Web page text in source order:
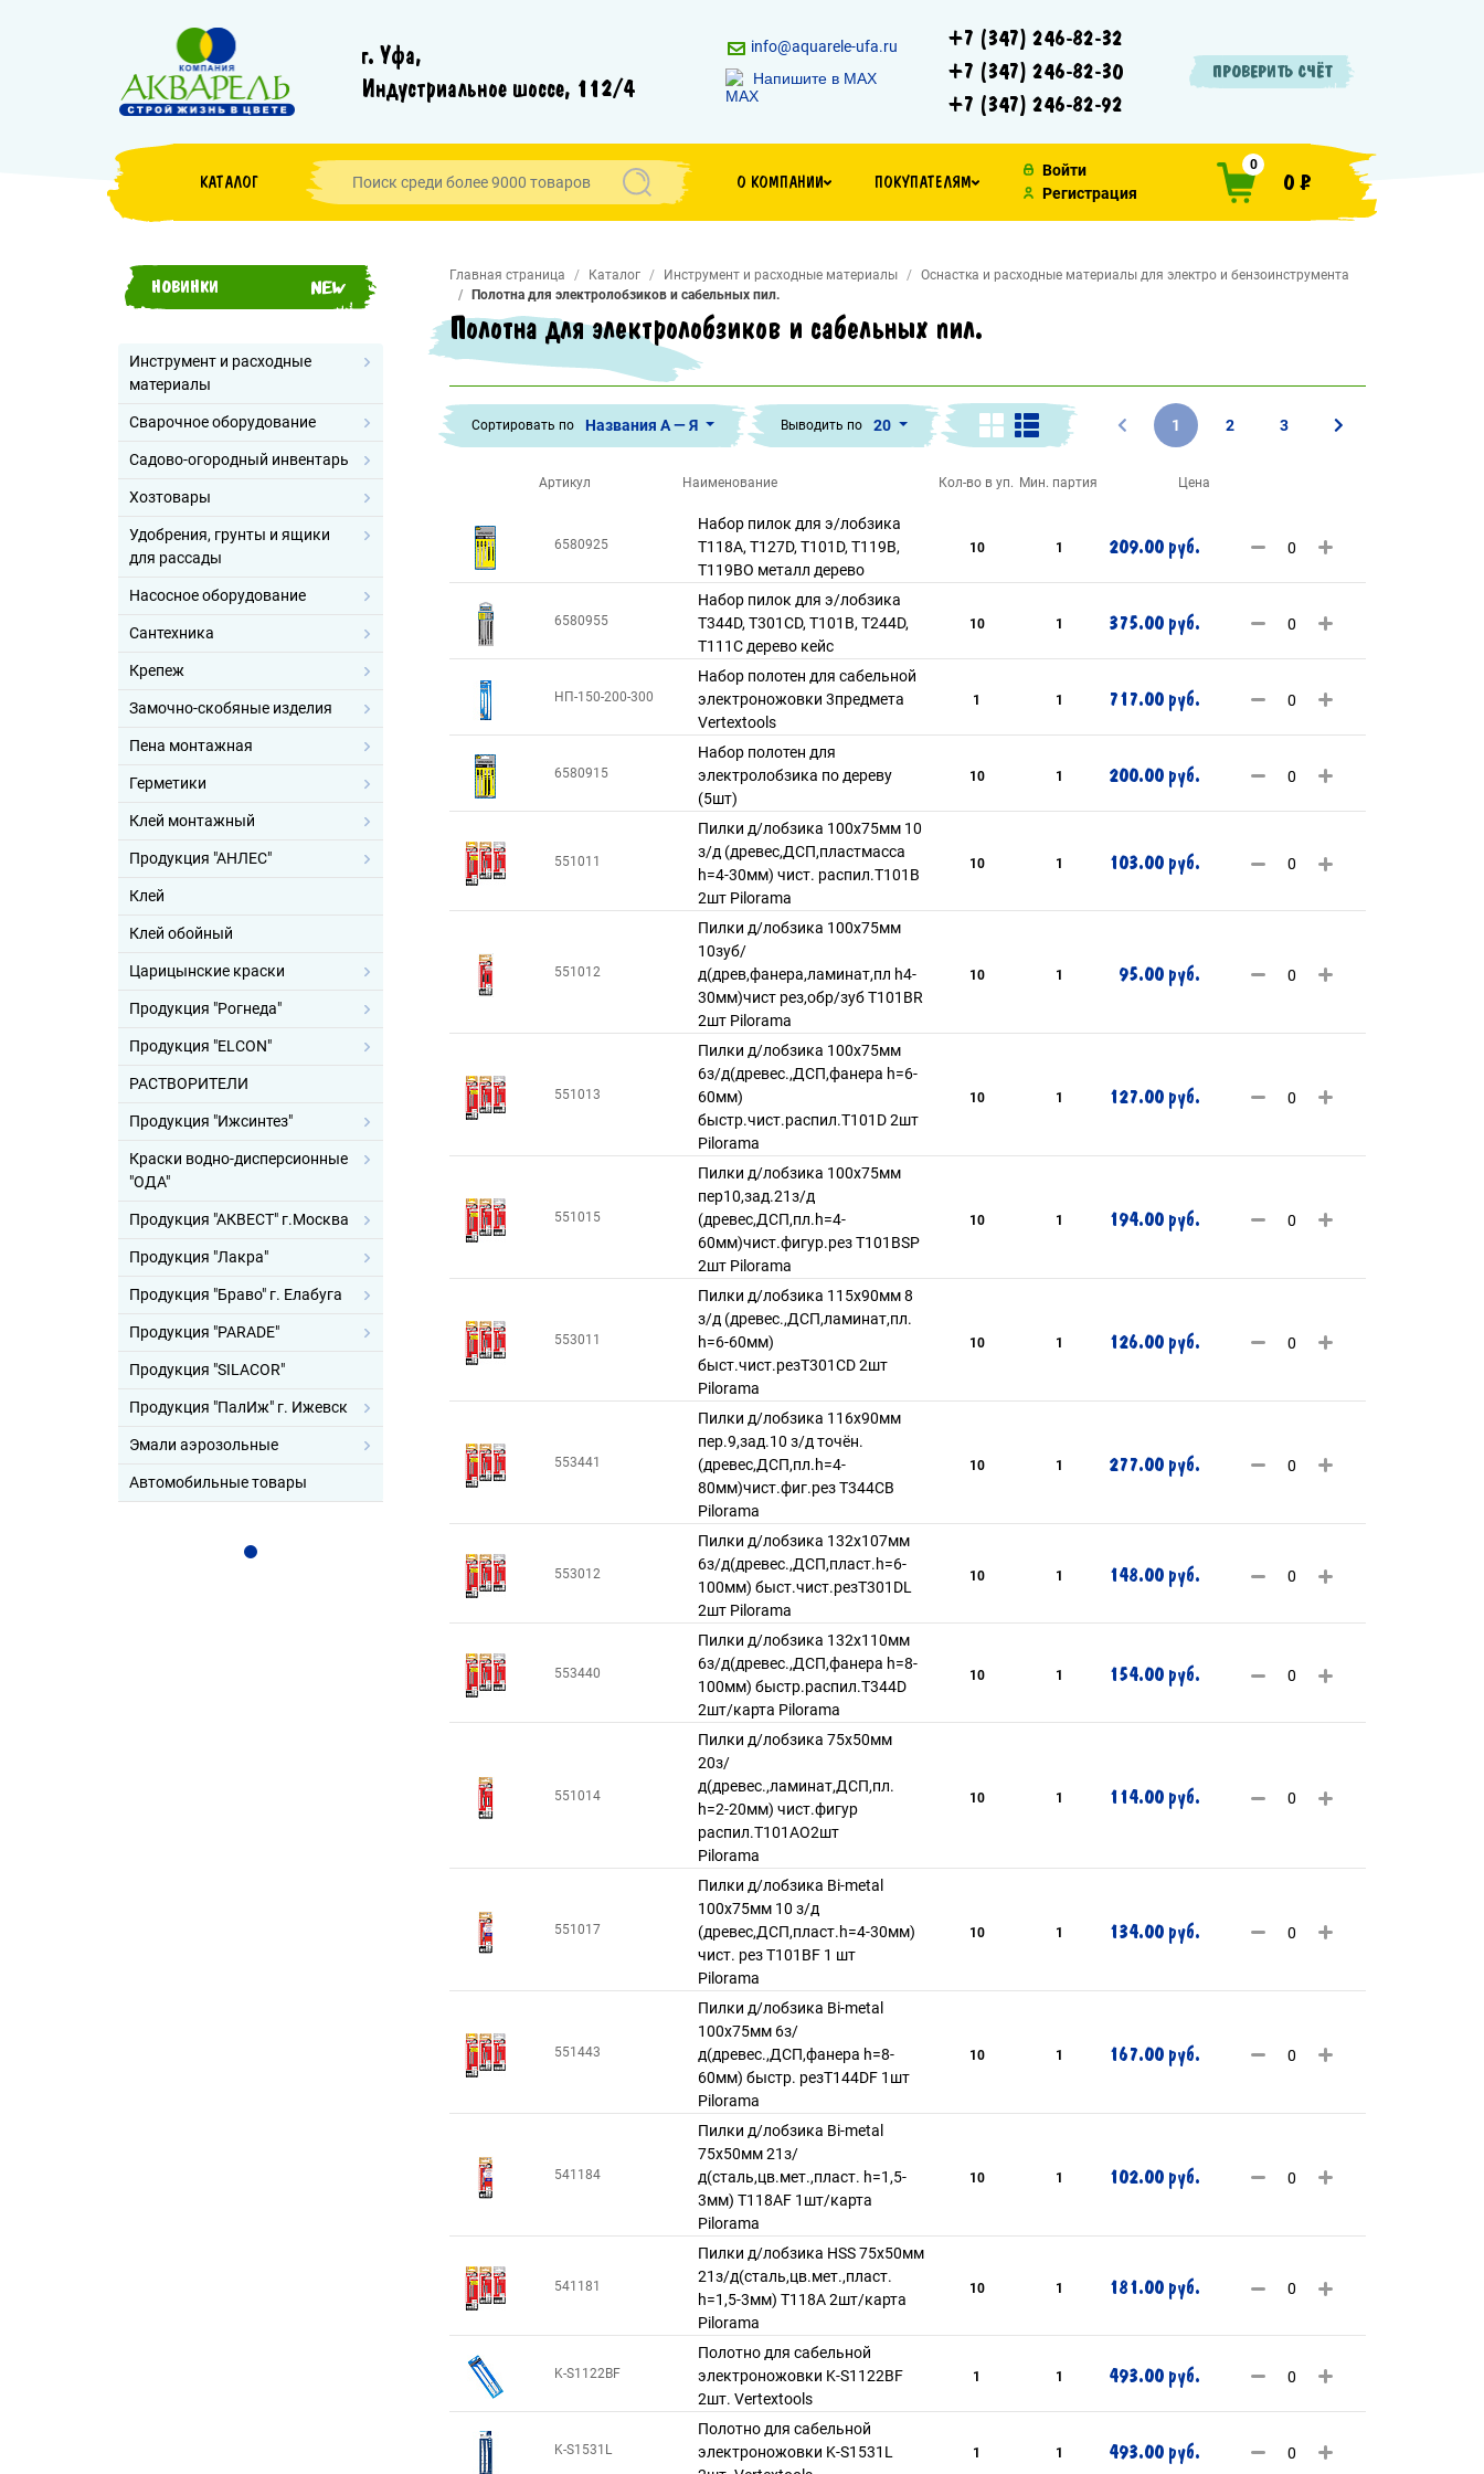
г. Уфа,
Индустриальное шоссе, 112/4
info@aquarele-ufa.ru
Напишите в MAX
+7 (347) 246-82-32
+7 (347) 246-82-30
+7 (347) 246-82-92
ПРОВЕРИТЬ СЧЁТ
КАТАЛОГ О КОМПАНИИ ПОКУПАТЕЛЯМ
Войти
Регистрация
0
0 ₽
НОВИНКИ
Инструмент и расходные
материалы
Сварочное оборудование
Садово-огородный инвентарь
Хозтовары
Удобрения, грунты и ящики
для рассады
Насосное оборудование
Сантехника
Крепеж
Замочно-скобяные изделия
Пена монтажная
Герметики
Клей монтажный
Продукция "АНЛЕС"
Клей
Клей обойный
Царицынские краски
Продукция "Рогнеда"
Продукция "ELCON"
РАСТВОРИТЕЛИ
Продукция "Ижсинтез"
Краски водно-дисперсионные
"ОДА"
Продукция "АКВЕСТ" г.Москва
Продукция "Лакра"
Продукция "Браво" г. Елабуга
Продукция "PARADE"
Продукция "SILACOR"
Продукция "ПалИж" г. Ижевск
Эмали аэрозольные
Автомобильные товары
Главная страница Каталог Инструмент и расходные материалы
Оснастка и расходные материалы для электро и бензоинструмента
Полотна для электролобзиков и сабельных пил.
Полотна для электролобзиков и сабельных пил.
Cортировать по Названия А — Я Выводить по 20 1 2 3
Артикул Наименование Кол-во в уп. Мин. партия Цена
6580925
Набор пилок для э/лобзика
T118A, T127D, T101D, T119B,
T119BO металл дерево
10 1 209.00 руб.
6580955
Набор пилок для э/лобзика
T344D, T301CD, T101B, T244D,
T111C дерево кейс
10 1 375.00 руб.
НП-150-200-300
Набор полотен для сабельной
электроножовки 3предмета
Vertextools
1 1 717.00 руб.
6580915
Набор полотен для
электролобзика по дереву
(5шт)
10 1 200.00 руб.
551011
Пилки д/лобзика 100x75мм 10
з/д (древес,ДСП,пластмасса
h=4-30мм) чист. распил.Т101B
2шт Pilorama
10 1 103.00 руб.
551012
Пилки д/лобзика 100x75мм
10зуб/
д(древ,фанера,ламинат,пл h4-
30мм)чист рез,обр/зуб Т101BR
2шт Pilorama
10 1 95.00 руб.
551013
Пилки д/лобзика 100x75мм
6з/д(древес.,ДСП,фанера h=6-
60мм)
быстр.чист.распил.T101D 2шт
Pilorama
10 1 127.00 руб.
551015
Пилки д/лобзика 100x75мм
пер10,зад.21з/д
(древес,ДСП,пл.h=4-
60мм)чист.фигур.рез T101BSP
2шт Pilorama
10 1 194.00 руб.
553011
Пилки д/лобзика 115x90мм 8
з/д (древес.,ДСП,ламинат,пл.
h=6-60мм)
быст.чист.резT301CD 2шт
Pilorama
10 1 126.00 руб.
553441
Пилки д/лобзика 116x90мм
пер.9,зад.10 з/д точён.
(древес,ДСП,пл.h=4-
80мм)чист.фиг.рез T344CB
Pilorama
10 1 277.00 руб.
553012
Пилки д/лобзика 132x107мм
6з/д(древес.,ДСП,пласт.h=6-
100мм) быст.чист.резT301DL
2шт Pilorama
10 1 148.00 руб.
553440
Пилки д/лобзика 132x110мм
6з/д(древес.,ДСП,фанера h=8-
100мм) быстр.распил.T344D
2шт/карта Pilorama
10 1 154.00 руб.
551014
Пилки д/лобзика 75x50мм
20з/
д(древес.,ламинат,ДСП,пл.
h=2-20мм) чист.фигур
распил.Т101АO2шт
Pilorama
10 1 114.00 руб.
551017
Пилки д/лобзика Bi-metal
100x75мм 10 з/д
(древес,ДСП,пласт.h=4-30мм)
чист. рез Т101BF 1 шт
Pilorama
10 1 134.00 руб.
551443
Пилки д/лобзика Bi-metal
100x75мм 6з/
д(древес.,ДСП,фанера h=8-
60мм) быстр. резT144DF 1шт
Pilorama
10 1 167.00 руб.
541184
Пилки д/лобзика Bi-metal
75x50мм 21з/
д(сталь,цв.мет.,пласт. h=1,5-
3мм) T118AF 1шт/карта
Pilorama
10 1 102.00 руб.
541181
Пилки д/лобзика HSS 75x50мм
21з/д(сталь,цв.мет.,пласт.
h=1,5-3мм) T118A 2шт/карта
Pilorama
10 1 181.00 руб.
K-S1122BF
Полотно для сабельной
электроножовки K-S1122BF
2шт. Vertextools
1 1 493.00 руб.
K-S1531L
Полотно для сабельной
электроножовки K-S1531L
1 1 493.00 руб.